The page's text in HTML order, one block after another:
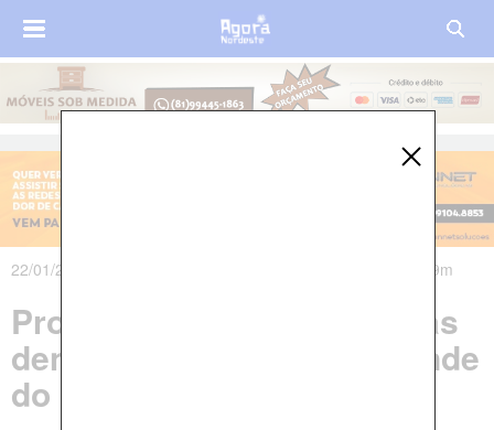
22/01/2020 às 08h54m - Atualizado em 22/01/2020 às 14h09m
Professor é morto a facadas
dentro de casa no Rio Grande
do Norte